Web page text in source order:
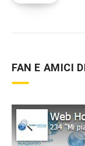
FAN E AMICI